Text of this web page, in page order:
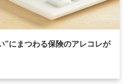
”にまつわる保険のアレコレが